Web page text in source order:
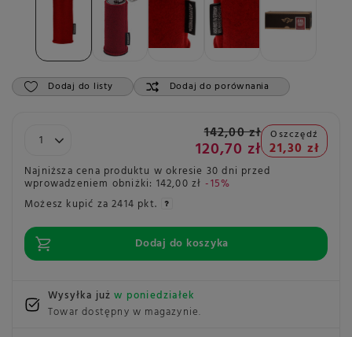
Dodaj do listy Dodaj do porównania
142,00 zł
120,70 zł
Oszczędź
21,30 zł
Najniższa cena produktu w okresie 30 dni przed
wprowadzeniem obniżki: 142,00 zł -15%
Możesz kupić za2414 pkt.
Dodaj do koszyka
Wysyłka jużw poniedziałek
Towar dostępny w magazynie